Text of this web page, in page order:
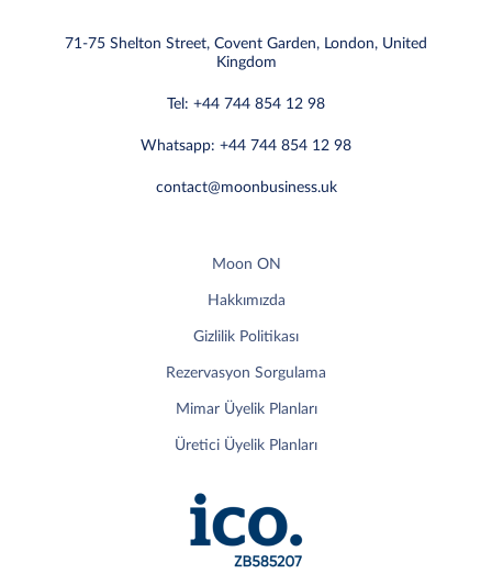
71-75 Shelton Street, Covent Garden, London, United
Kingdom
Tel: +44 744 854 12 98
Whatsapp: +44 744 854 12 98
contact@moonbusiness.uk
Moon ON
Hakkımızda
Gizlilik Politikası
Rezervasyon Sorgulama
Mimar Üyelik Planları
Üretici Üyelik Planları